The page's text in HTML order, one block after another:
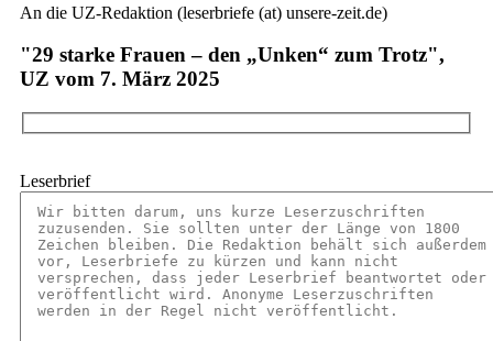
An die UZ-Redaktion (leserbriefe (at) unsere-zeit.de)
"29 starke Frauen – den „Unken“ zum Trotz",
UZ vom 7. März 2025
Leserbrief